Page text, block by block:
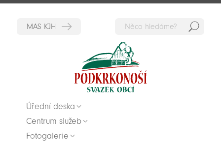
Úřední deska
Centrum služeb
Fotogalerie